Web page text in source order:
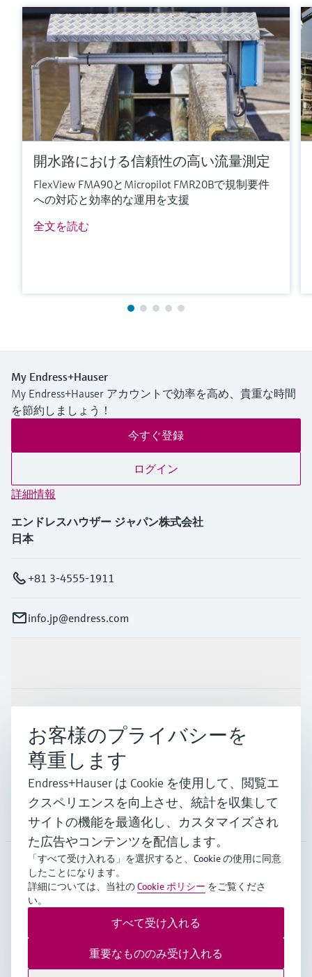
開水路における信頼性の高い流量測定
FlexView FMA90とMicropilot FMR20Bで規制要件
への対応と効率的な運用を支援
全文を読む
My Endress+Hauser
My Endress+Hauser アカウントで効率を高め、貴重な時間
を節約しましょう！
今すぐ登録
ログイン
詳細情報
エンドレスハウザー ジャパン株式会社
日本
+81 3-4555-1911
info.jp@endress.com
サポート
会社情報
JPN• 日本語
Copyright © Endress+Hauser Group Services AG
ご利用規約データ保護
販売基本条件/個人情報保護等
お客様のプライバシーを
尊重します
Endress+Hauser は Cookie を使用して、閲覧エ
クスペリエンスを向上させ、統計を収集して
サイトの機能を最適化し、カスタマイズされ
た広告やコンテンツを配信します。
「すべて受け入れる」を選択すると、Cookie の使用に同意
したことになります。
詳細については、当社のCookie ポリシー をご覧くださ
い。
重要なもののみ受け入れる
すべて受け入れる